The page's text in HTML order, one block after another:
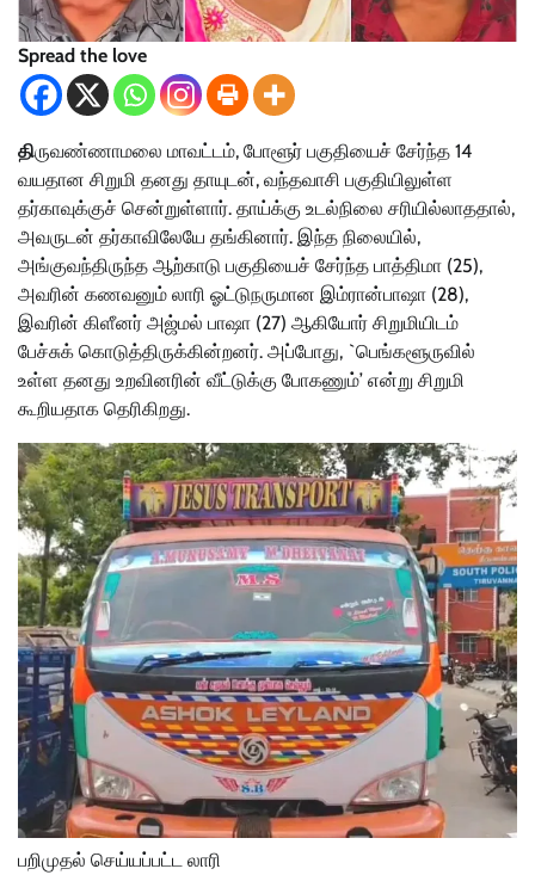
Spread the love
திருவண்ணாமலை மாவட்டம், போளூர் பகுதியைச் சேர்ந்த 14
வயதான சிறுமி தனது தாயுடன், வந்தவாசி பகுதியிலுள்ள
தர்காவுக்குச் சென்றுள்ளார். தாய்க்கு உடல்நிலை சரியில்லாததால்,
அவருடன் தர்காவிலேயே தங்கினார். இந்த நிலையில்,
அங்குவந்திருந்த ஆற்காடு பகுதியைச் சேர்ந்த பாத்திமா (25),
அவரின் கணவனும் லாரி ஓட்டுநருமான இம்ரான்பாஷா (28),
இவரின் கிளீனர் அஜ்மல் பாஷா (27) ஆகியோர் சிறுமியிடம்
பேச்சுக் கொடுத்திருக்கின்றனர். அப்போது, `பெங்களூருவில்
உள்ள தனது உறவினரின் வீட்டுக்கு போகணும்’ என்று சிறுமி
கூறியதாக தெரிகிறது.
பறிமுதல் செய்யப்பட்ட லாரி